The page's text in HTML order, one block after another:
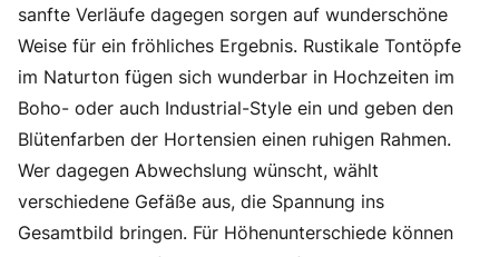
sanfte Verläufe dagegen sorgen auf wunderschöne
Weise für ein fröhliches Ergebnis. Rustikale Tontöpfe
im Naturton fügen sich wunderbar in Hochzeiten im
Boho- oder auch Industrial-Style ein und geben den
Blütenfarben der Hortensien einen ruhigen Rahmen.
Wer dagegen Abwechslung wünscht, wählt
verschiedene Gefäße aus, die Spannung ins
Gesamtbild bringen. Für Höhenunterschiede können